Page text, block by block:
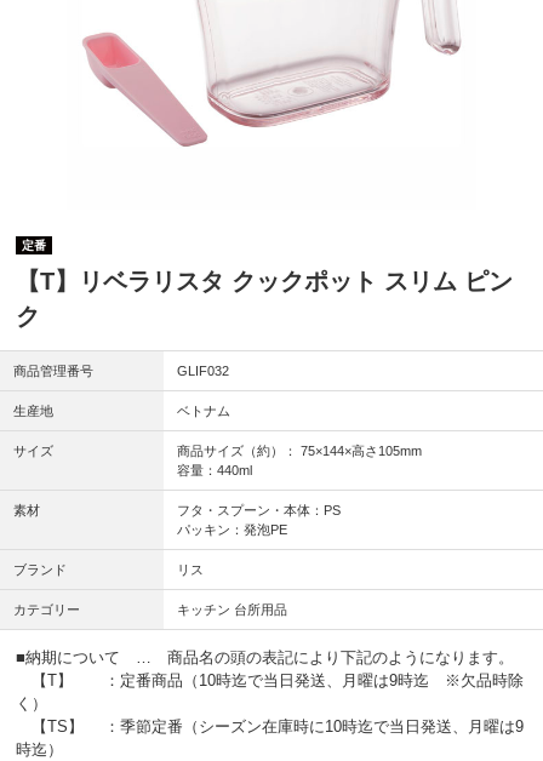
定番
【T】リベラリスタ クックポット スリム ピン
ク
商品管理番号 GLIF032
生産地 ベトナム
サイズ
商品サイズ（約）： 75×144×高さ105mm
容量：440ml
素材
フタ・スプーン・本体：PS
パッキン：発泡PE
ブランド リス
カテゴリー キッチン 台所用品
■納期について … 商品名の頭の表記により下記のようになります。
【T】 ：定番商品（10時迄で当日発送、月曜は9時迄 ※欠品時除
く）
【TS】 ：季節定番（シーズン在庫時に10時迄で当日発送、月曜は9
時迄）